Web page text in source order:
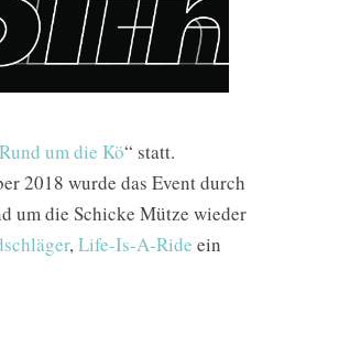
Rund um die Kö“ statt.
2018 wurde das Event durch
um die Schicke Mütze wieder
, Life-Is-A-Ride ein